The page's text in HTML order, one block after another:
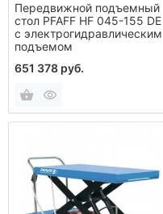
Передвижной подъемный
стол PFAFF HF 045-155 DE
с электрогидравлическим
подъемом
651 378 руб.